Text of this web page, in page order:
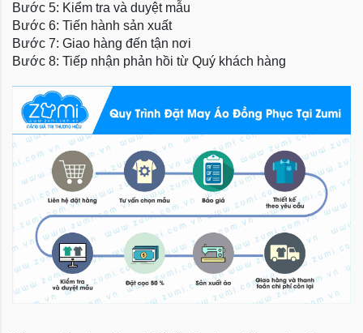
Bước 5: Kiểm tra và duyệt mẫu
Bước 6: Tiến hành sản xuất
Bước 7: Giao hàng đến tận nơi
Bước 8: Tiếp nhận phản hồi từ Quý khách hàng